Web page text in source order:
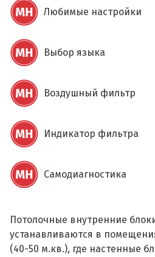
Любимые настройки
Выбор языка
Воздушный фильтр
Индикатор фильтра
Самодиагностика
Потолочные внутренние блоки
устанавливаются в
(40-50 м.кв.), где настенные